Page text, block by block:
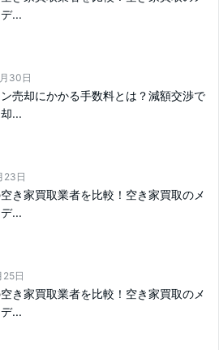
...
30日
売却にかかる手数料とは？減額交渉で
...
23日
き家買取業者を比較！空き家買取のメ
...
25日
き家買取業者を比較！空き家買取のメ
...